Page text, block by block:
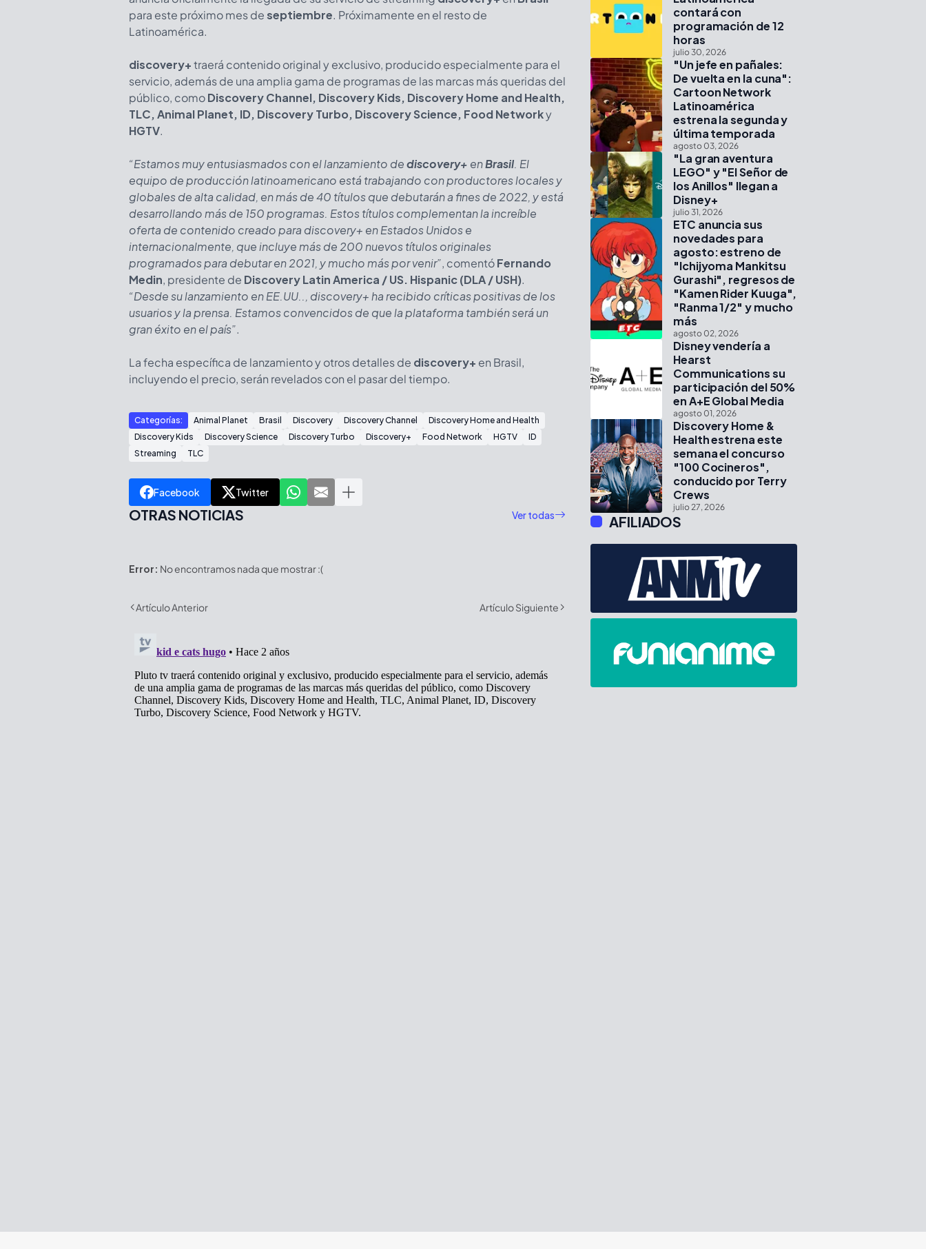
para este próximo mes deseptiembre. Próximamente en el resto de
Latinoamérica.
discovery+traerá contenido original y exclusivo, producido especialmente para el
servicio, además de una amplia gama de programas de las marcas más queridas del
público, comoDiscovery Channel, Discovery Kids, Discovery Home and Health,
TLC, Animal Planet, ID, Discovery Turbo, Discovery Science, Food Networky
HGTV.
“Estamos muy entusiasmados con el lanzamiento dediscovery+ enBrasil. El
equipo de producción latinoamericano está trabajando con productores locales y
globales de alta calidad, en más de 40 títulos que debutarán a fines de 2022, y está
desarrollando más de 150 programas. Estos títulos complementan la increíble
oferta de contenido creado para discovery+ en Estados Unidos e
internacionalmente, que incluye más de 200 nuevos títulos originales
programados para debutar en 2021, y mucho más por venir”, comentóFernando
Medin, presidente de Discovery Latin America / US. Hispanic (DLA / USH).
“Desde su lanzamiento en EE.UU.., discovery+ ha recibido críticas positivas de los
usuarios y la prensa. Estamos convencidos de que la plataforma también será un
gran éxito en el país”.
La fecha específica de lanzamiento y otros detalles de discovery+ en Brasil,
incluyendo el precio, serán revelados con el pasar del tiempo.
Categorías: Animal Planet Brasil Discovery Discovery Channel
Discovery Home and Health
Discovery Kids
Discovery Science Discovery Turbo Discovery+ Food Network HGTV
ID
Streaming
TLC
Facebook Twitter
OTRAS NOTICIAS Ver todas
Error: No encontramos nada que mostrar :(
Artículo Anterior Artículo Siguiente
contará con
programación de 12
horas
julio 30, 2026
"Un jefe en pañales:
De vuelta en la cuna":
Cartoon Network
Latinoamérica
estrena la segunda y
última temporada
agosto 03, 2026
"La gran aventura
LEGO" y "El Señor de
los Anillos" llegan a
Disney+
julio 31, 2026
ETC anuncia sus
novedades para
agosto: estreno de
"Ichijyoma Mankitsu
Gurashi", regresos de
"Kamen Rider Kuuga",
"Ranma 1/2" y mucho
más
agosto 02, 2026
Disney vendería a
Hearst
Communications su
participación del 50%
en A+E Global Media
agosto 01, 2026
Discovery Home &
Health estrena este
semana el concurso
"100 Cocineros",
conducido por Terry
Crews
julio 27, 2026
AFILIADOS